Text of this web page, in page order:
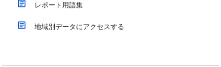
レポート用語集
地域別データにアクセスする